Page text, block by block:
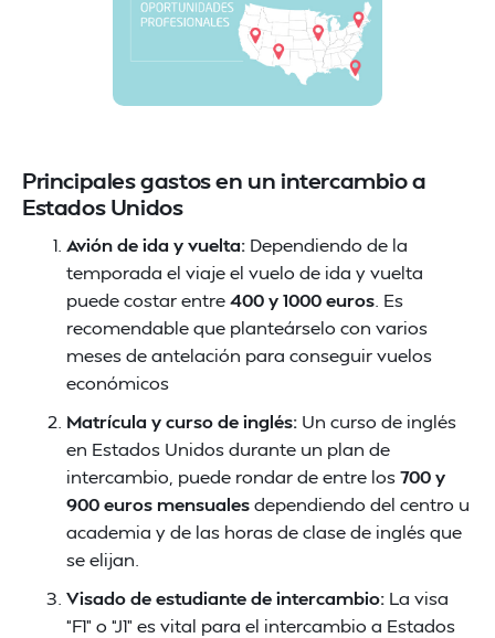
Principales gastos en un intercambio a
Estados Unidos
Avión de ida y vuelta: Dependiendo de la
temporada el viaje el vuelo de ida y vuelta
puede costar entre400 y 1000 euros . Es
recomendable que planteárselo con varios
meses de antelación para conseguir vuelos
económicos
Matrícula y curso de inglés: Un curso de inglés
en Estados Unidos durante un plan de
intercambio, puede rondar de entre los700 y
900 euros mensualesdependiendo del centro u
academia y de las horas de clase de inglés que
se elijan.
Visado de estudiante de intercambio: La visa
“F1” o “J1” es vital para el intercambio a Estados